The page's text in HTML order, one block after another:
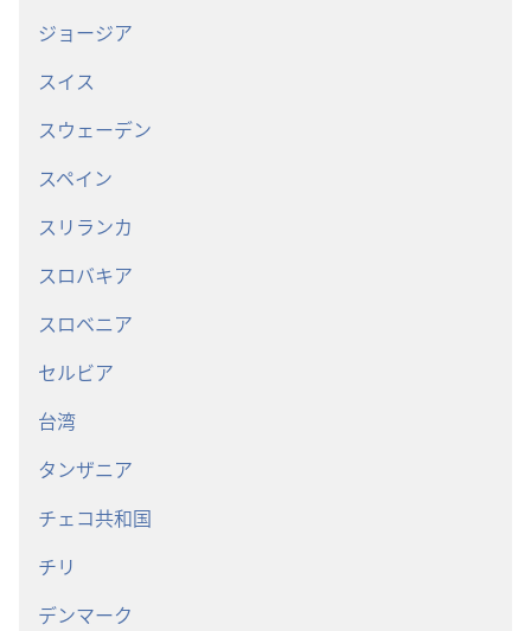
ジョージア
スイス
スウェーデン
スペイン
スリランカ
スロバキア
スロベニア
セルビア
台湾
タンザニア
チェコ共和国
チリ
デンマーク